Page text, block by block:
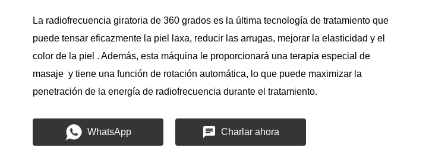
La radiofrecuencia giratoria de 360 grados es la última tecnología de tratamiento que
puede tensar eficazmente la piel laxa, reducir las arrugas, mejorar la elasticidad y el
color de la piel . Además, esta máquina le proporcionará una terapia especial de
masaje y tiene una función de rotación automática, lo que puede maximizar la
penetración de la energía de radiofrecuencia durante el tratamiento.
WhatsApp Charlar ahora